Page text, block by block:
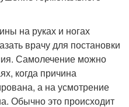
на руках и ногах
врачу для постановки
Самолечение можно
когда причина
а на усмотрение
Обычно это происходит